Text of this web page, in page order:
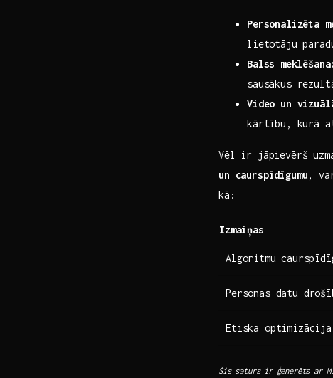
Personalizēta
lietotāju
Balss⁤ meklēšana:
sausākus
Video un
kārtību, kurā
Vēl ir jāpievērš
un caurspīdīgumu,
kā:
Izmaiņas
Algoritmu⁤
Personas datu
Etiska optimizācija
Šis saturs ir ⁣ģenerēts ar